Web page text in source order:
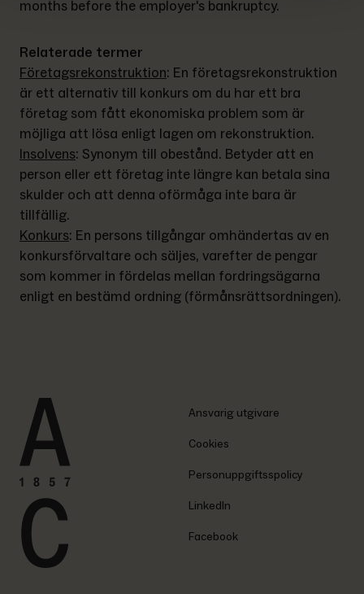
months before the employer's bankruptcy.
Relaterade termer
Företagsrekonstruktion: En företagsrekonstruktion
är ett alternativ till konkurs om du har ett bra
företag som fått ekonomiska problem som är
möjliga att lösa enligt lagen om rekonstruktion.
Insolvens: Synonym till obestånd. Betyder att en
person eller ett företag inte längre kan betala sina
skulder och att denna oförmåga inte bara är
tillfällig.
Konkurs: En persons tillgångar omhändertas av en
konkursförvaltare och säljes, varefter de pengar
som kommer in fördelas mellan fordringsägarna
enligt en bestämd ordning (förmånsrättsordningen).
Ansvarig utgivare
Cookies
Personuppgiftsspolicy
LinkedIn
Facebook